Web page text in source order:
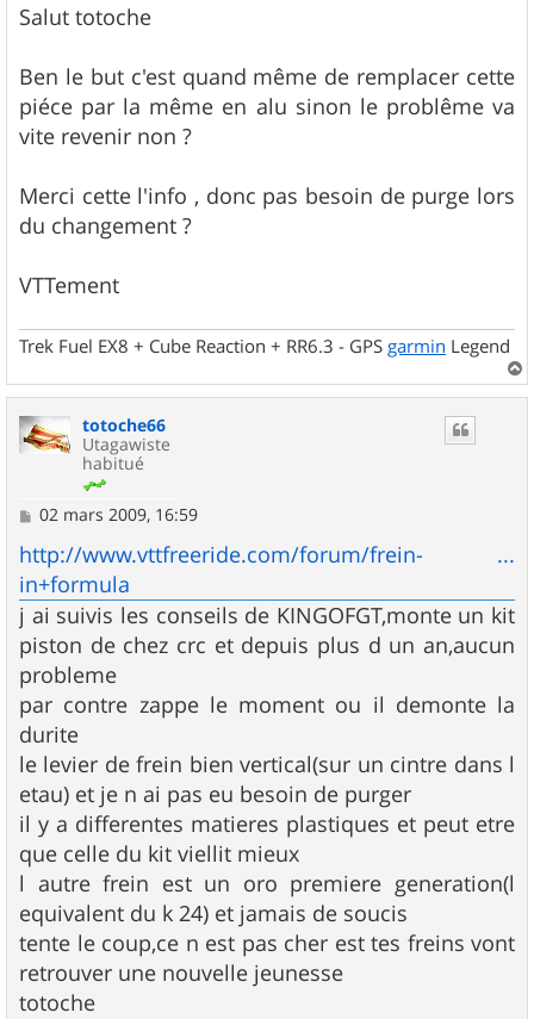
s
s
g
e
Salut totoche
Ben le but c'est quand même de remplacer cette
piéce par la même en alu sinon le problême va
vite revenir non ?
Merci cette l'info , donc pas besoin de purge lors
du changement ?
VTTement
Trek Fuel EX8 + Cube Reaction + RR6.3 - GPS garmin Legend
a
totoche66
Utagawiste
habitué
M
s
s
a
g
e
02 mars 2009, 16:59
http://www.vttfreeride.com/forum/frein- ...
in+formula
j ai suivis les conseils de KINGOFGT,monte un kit
piston de chez crc et depuis plus d un an,aucun
probleme
par contre zappe le moment ou il demonte la
durite
le levier de frein bien vertical(sur un cintre dans l
etau) et je n ai pas eu besoin de purger
il y a differentes matieres plastiques et peut etre
que celle du kit viellit mieux
l autre frein est un oro premiere generation(l
equivalent du k 24) et jamais de soucis
tente le coup,ce n est pas cher est tes freins vont
retrouver une nouvelle jeunesse
totoche